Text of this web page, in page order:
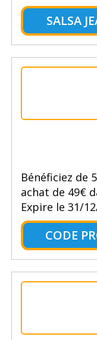
SALSA
Bénéficiez de
achat de 49€
Expire le 31/
CODE